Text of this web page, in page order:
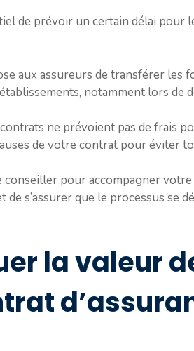
de prévoir un certain délai pour
aux assureurs de transférer les
notamment lors de
ne prévoient pas de frais
de votre contrat pour éviter
conseiller pour accompagner votre
s’assurer que le processus se
la valeur